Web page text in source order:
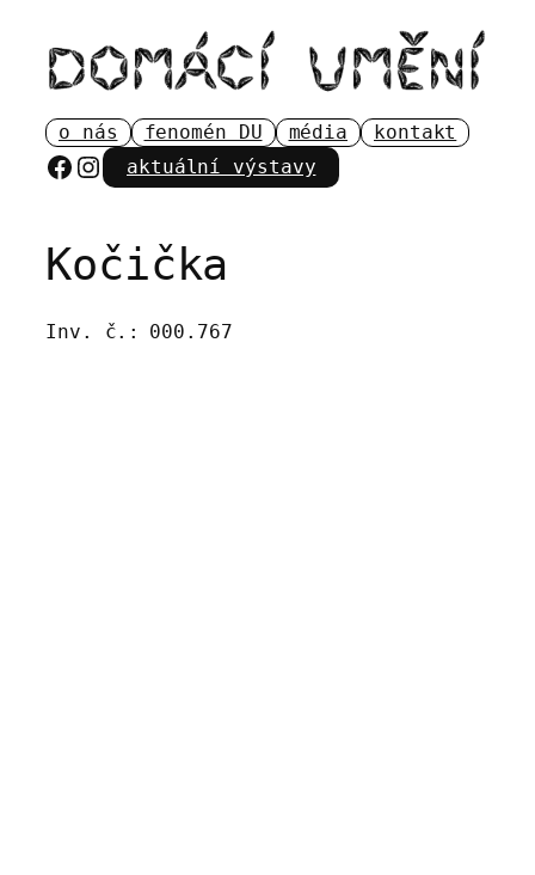
obsah
o nás fenomén DU média kontakt
Facebook
Instagram
aktuální výstavy
Kočička
Inv. č.: 000.767